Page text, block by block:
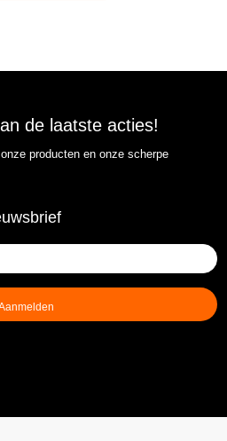
de laatste acties!
producten en onze scherpe